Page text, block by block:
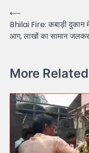
Post
navigation
⟵
Bhilai Fire: कबाड़ी दुकान
आग, लाखों का सामान
More